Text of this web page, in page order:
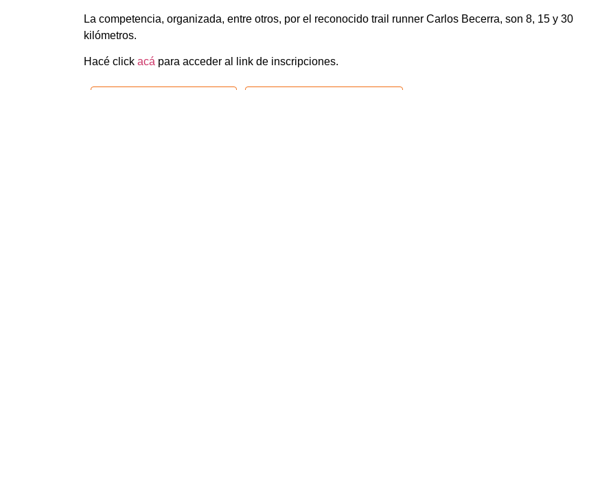
La competencia, organizada, entre otros, por el reconocido trail runner Carlos Becerra, son 8, 15 y 30
kilómetros.
Hacé click acá para acceder al link de inscripciones.